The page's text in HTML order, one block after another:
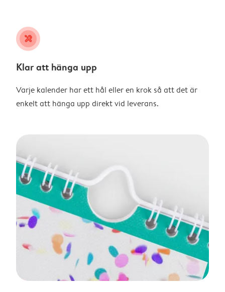
tools
Klar att hänga upp
Varje kalender har ett hål eller en krok så att det är
enkelt att hänga upp direkt vid leverans.